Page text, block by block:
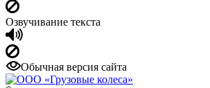
Озвучивание текста
Обычная версия сайта